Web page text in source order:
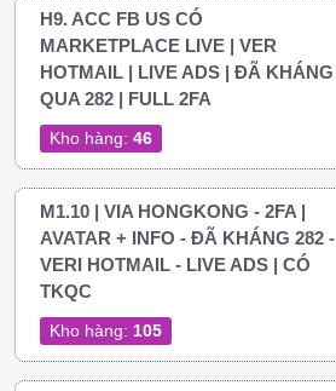
H9. ACC FB US CÓ
MARKETPLACE LIVE | VER
HOTMAIL | LIVE ADS | ĐÃ KHÁNG
QUA 282 | FULL 2FA
Kho hàng: 46
M1.10 | VIA HONGKONG - 2FA |
AVATAR + INFO - ĐÃ KHÁNG 282 -
VERI HOTMAIL - LIVE ADS | CÓ
TKQC
Kho hàng: 105